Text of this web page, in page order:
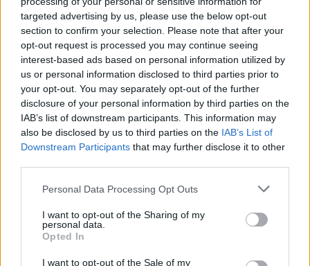
targeted advertising by us, please use the below opt-out
section to confirm your selection. Please note that after your
opt-out request is processed you may continue seeing
interest-based ads based on personal information utilized by
us or personal information disclosed to third parties prior to
your opt-out. You may separately opt-out of the further
disclosure of your personal information by third parties on the
IAB’s list of downstream participants. This information may
also be disclosed by us to third parties on the IAB’s List of
Downstream Participants that may further disclose it to other
Personal Data Processing Opt Outs
I want to opt-out of the Sharing of my
personal data.
Opted In
I want to opt-out of the Sale of my